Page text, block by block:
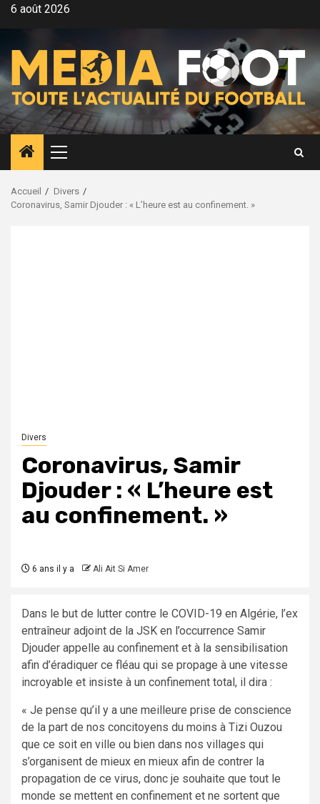
Aller6 août 2026
Menu
principal
Accueil
Divers
Coronavirus, Samir Djouder : « L’heure est au confinement. »
Divers
Coronavirus, Samir
Djouder : « L’heure est
au confinement. »
6 ans il y a Ali Ait Si Amer
Dans le but de lutter contre le COVID-19 en Algérie, l’ex
entraîneur adjoint de la JSK en l’occurrence Samir
Djouder appelle au confinement et à la sensibilisation
afin d’éradiquer ce fléau qui se propage à une vitesse
incroyable et insiste à un confinement total, il dira :
« Je pense qu’il y a une meilleure prise de conscience
de la part de nos concitoyens du moins à Tizi Ouzou
que ce soit en ville ou bien dans nos villages qui
s’organisent de mieux en mieux afin de contrer la
propagation de ce virus, donc je souhaite que tout le
monde se mettent en confinement et ne sortent que